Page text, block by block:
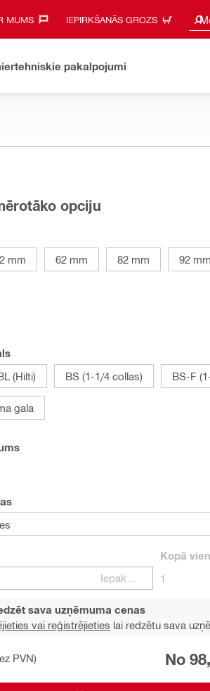
MUMS‎ IEPIRKŠANĀS GROZS
pakalpojumi
opciju
mm 62 mm 82 mm 92 mm
(Hilti) BS (1-1/4 collas) BS-F
gala
Kopā
1
sava uzņēmuma cenas
vai reģistrējieties lai redzētu sava
PVN) No